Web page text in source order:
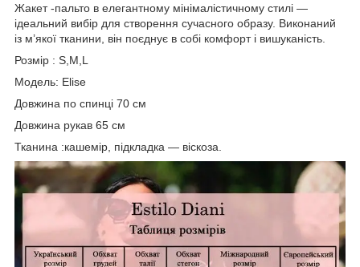
Жакет -пальто в елегантному мінімалістичному стилі —
ідеальний вибір для створення сучасного образу. Виконаний
із м’якої тканини, він поєднує в собі комфорт і вишуканість.
Розмір : S,M,L
Модель: Elise
Довжина по спинці 70 см
Довжина рукав 65 см
Тканина :кашемір, підкладка — віскоза.